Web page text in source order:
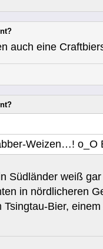
auch eine
Weizen…! o_O
Südländer weiß
in nördlicheren
Bier,